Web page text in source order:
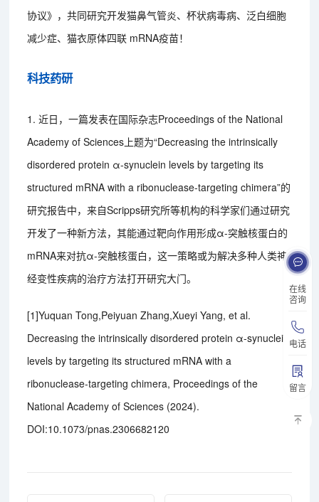
在线
咨询
电话
留言
协议》，共同研究开发猫鼻气管炎、杯状病毒病、泛白细胞
减少症、猫衣原体四联 mRNA疫苗！
科技药研
1. 近日，一篇发表在国际杂志Proceedings of the National
Academy of Sciences上题为“Decreasing the intrinsically
disordered protein α-synuclein levels by targeting its
structured mRNA with a ribonuclease-targeting chimera”的
研究报告中，来自Scripps研究所等机构的科学家们通过研究
开发了一种新方法，其能通过靶向作用形成α-突触核蛋白的
mRNA来对抗α-突触核蛋白，这一策略或为解决多种人类神
经变性疾病的治疗方法打开研究大门。
[1]Yuquan Tong,Peiyuan Zhang,Xueyi Yang, et al.
Decreasing the intrinsically disordered protein α-synuclein
levels by targeting its structured mRNA with a
ribonuclease-targeting chimera, Proceedings of the
National Academy of Sciences (2024).
DOI:10.1073/pnas.2306682120